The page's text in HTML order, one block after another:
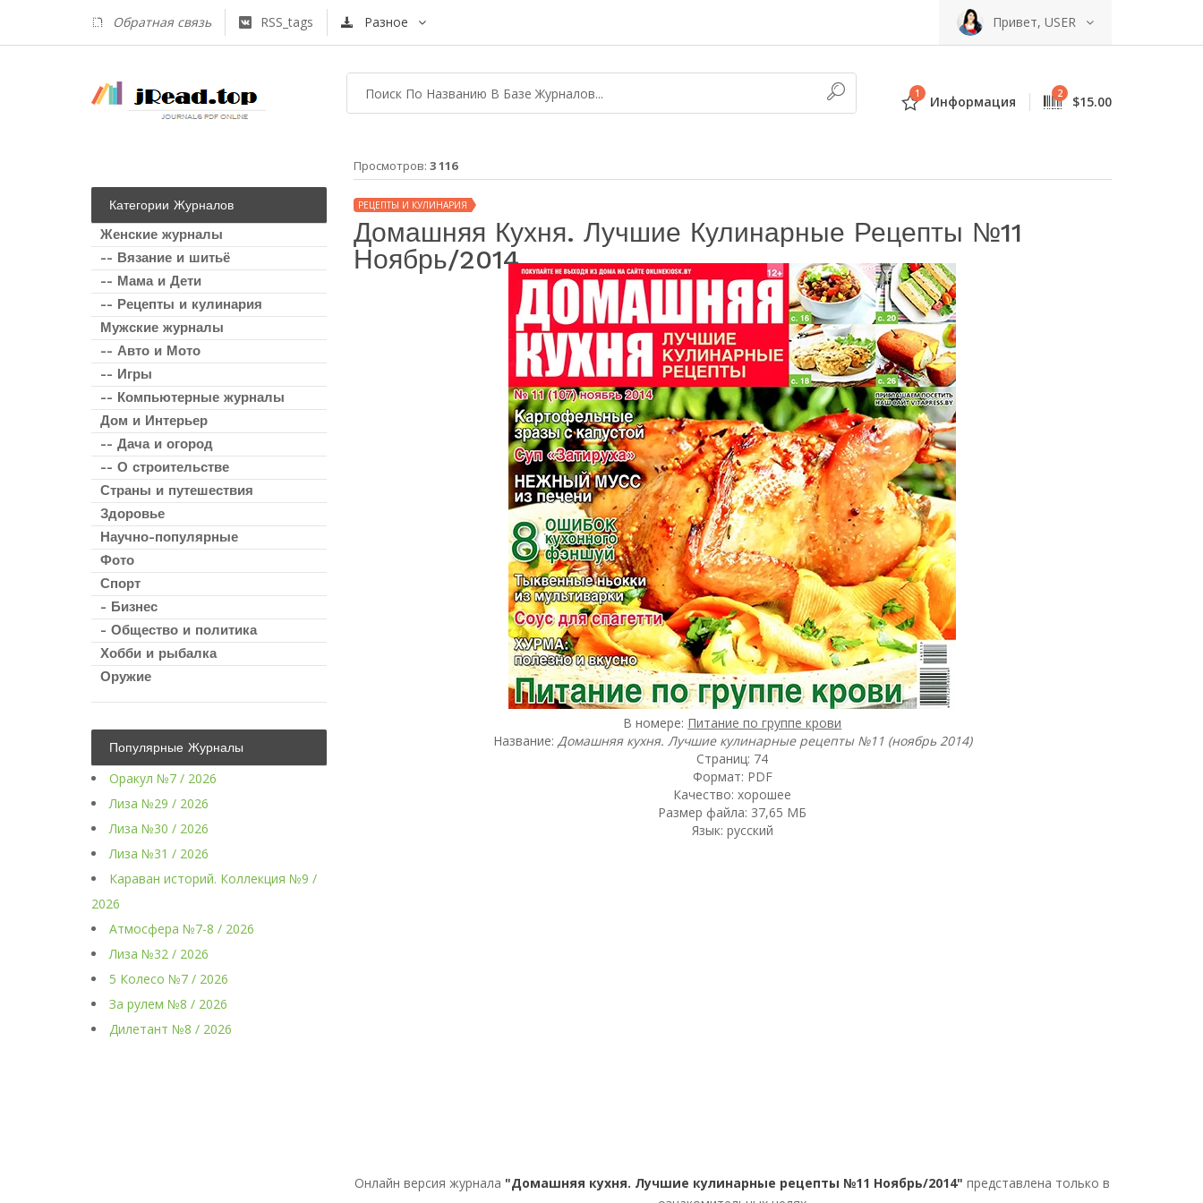
Обратная связь RSS_tags Разное Привет, USER
1 Информация 2 $15.00
Категории Журналов
Женские журналы
-- Вязание и шитьё
-- Мама и Дети
-- Рецепты и кулинария
Мужские журналы
-- Авто и Мото
-- Игры
-- Компьютерные журналы
Дом и Интерьер
-- Дача и огород
-- О строительстве
Страны и путешествия
Здоровье
Научно-популярные
Фото
Спорт
- Бизнес
- Общество и политика
Хобби и рыбалка
Оружие
Популярные Журналы
Оракул №7 / 2026
Лиза №29 / 2026
Лиза №30 / 2026
Лиза №31 / 2026
Караван историй. Коллекция №9 /
2026
Атмосфера №7-8 / 2026
Лиза №32 / 2026
5 Колесо №7 / 2026
За рулем №8 / 2026
Дилетант №8 / 2026
Просмотров: 3 116
РЕЦЕПТЫ И КУЛИНАРИЯ
Домашняя Кухня. Лучшие Кулинарные Рецепты №11
Ноябрь/2014
В номере: Питание по группе крови
Название: Домашняя кухня. Лучшие кулинарные рецепты №11 (ноябрь 2014)
Страниц: 74
Формат: PDF
Качество: хорошее
Размер файла: 37,65 МБ
Язык: русский
Онлайн версия журнала "Домашняя кухня. Лучшие кулинарные рецепты №11 Ноябрь/2014" представлена только в